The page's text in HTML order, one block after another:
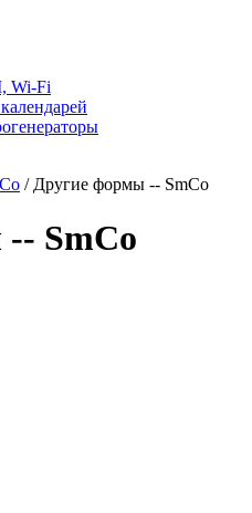
Wi-Fi
/ Другие формы -- SmCo
SmCo